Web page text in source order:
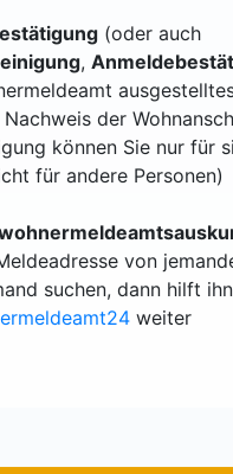
(oder auch
,
der
können Sie nur für
für andere Personen)
von
suchen, dann hilft
weiter